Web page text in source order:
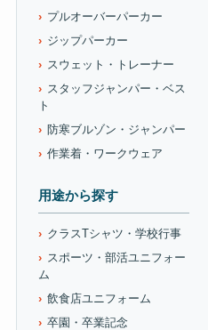
プルオーバーパーカー
ジップパーカー
スウェット・トレーナー
スタッフジャンパー・ベス
ト
防寒ブルゾン・ジャンパー
作業着・ワークウェア
用途から探す
クラスTシャツ・学校行事
スポーツ・部活ユニフォー
ム
飲食店ユニフォーム
卒園・卒業記念